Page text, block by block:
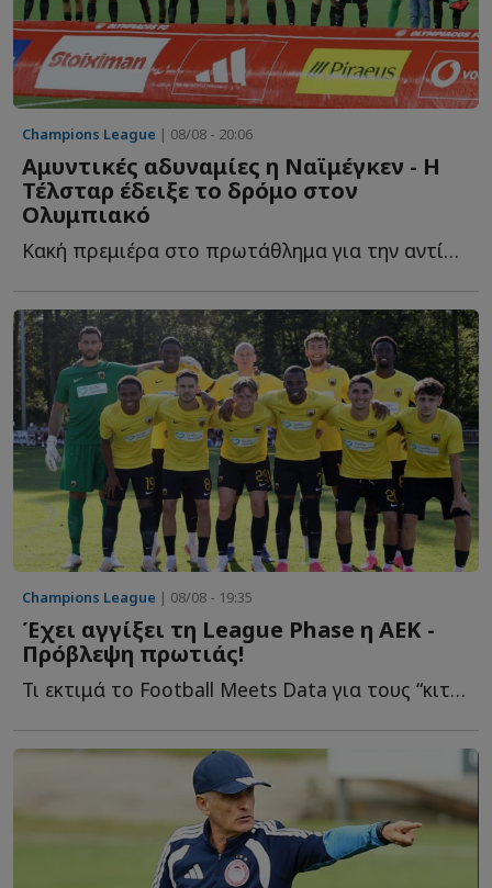
Champions League | 08/08 - 20:06
Αμυντικές αδυναμίες η Ναϊμέγκεν - Η
Τέλσταρ έδειξε το δρόμο στον
Ολυμπιακό
Κακή πρεμιέρα στο πρωτάθλημα για την αντίπαλο τ...
Champions League | 08/08 - 19:35
Έχει αγγίξει τη League Phase η ΑΕΚ -
Πρόβλεψη πρωτιάς!
Τι εκτιμά το Football Meets Data για τους “κιτρινόμαυρους” ε...